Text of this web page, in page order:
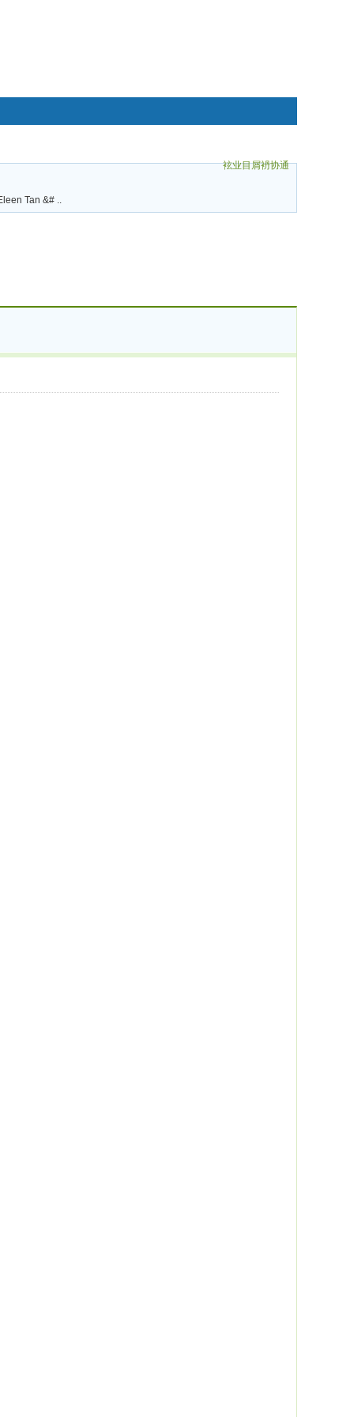
袨业目屑袇协通
Tan &# ..